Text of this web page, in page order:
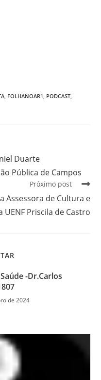
FOLHANOAR1 PODCAST
Duarte
Pública de Campos
Próximo post
Assessora de Cultura e
UENF Priscila de Castro
-Dr.Carlos
de 2024